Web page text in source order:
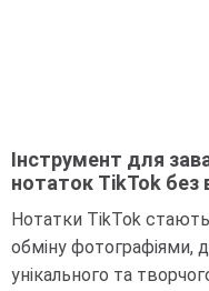
Інструмент для
нотаток TikTok без
Нотатки TikTok
обміну фотографіями,
унікального та